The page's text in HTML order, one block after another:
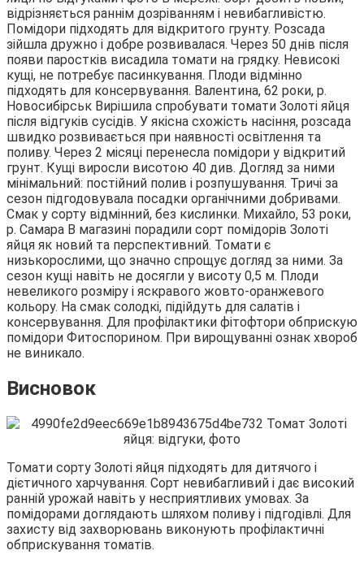
відрізняється раннім дозріванням і невибагливістю.
Помідори підходять для відкритого грунту. Розсада
зійшла дружно і добре розвивалася. Через 50 днів після
появи паростків висадила томати на грядку. Невисокі
кущі, не потребує пасинкування. Плоди відмінно
підходять для консервування. Валентина, 62 роки, р.
Новосибірськ Вирішила спробувати томати Золоті яйця
після відгуків сусідів. У якісна схожість насіння, розсада
швидко розвивається при наявності освітлення та
поливу. Через 2 місяці перенесла помідори у відкритий
грунт. Кущі виросли висотою 40 див. Догляд за ними
мінімальний: постійний полив і розпушування. Тричі за
сезон підгодовувала посадки органічними добривами.
Смак у сорту відмінний, без кислинки. Михайло, 53 роки,
р. Самара В магазині порадили сорт помідорів Золоті
яйця як новий та перспективний. Томати є
низькорослими, що значно спрощує догляд за ними. За
сезон кущі навіть не досягли у висоту 0,5 м. Плоди
невеликого розміру і яскравого жовто-оранжевого
кольору. На смак солодкі, підійдуть для салатів і
консервування. Для профілактики фітофтори обприскую
помідори Фитоспорином. При вирощуванні ознак хвороб
не виникало.
Висновок
Томати сорту Золоті яйця підходять для дитячого і
дієтичного харчування. Сорт невибагливий і дає високий
ранній урожай навіть у несприятливих умовах. За
помідорами доглядають шляхом поливу і підгодівлі. Для
захисту від захворювань виконують профілактичні
обприскування томатів.